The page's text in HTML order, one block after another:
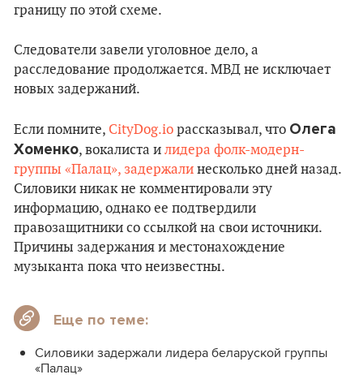
границу по этой схеме.
Следователи завели уголовное дело, а
расследование продолжается. МВД не исключает
новых задержаний.
Если помните, CityDog.io рассказывал, что Олега
Хоменко, вокалиста и лидера фолк-модерн-
группы «Палац», задержали несколько дней назад.
Силовики никак не комментировали эту
информацию, однако ее подтвердили
правозащитники со ссылкой на свои источники.
Причины задержания и местонахождение
музыканта пока что неизвестны.
Еще по теме:
Силовики задержали лидера беларуской группы
«Палац»